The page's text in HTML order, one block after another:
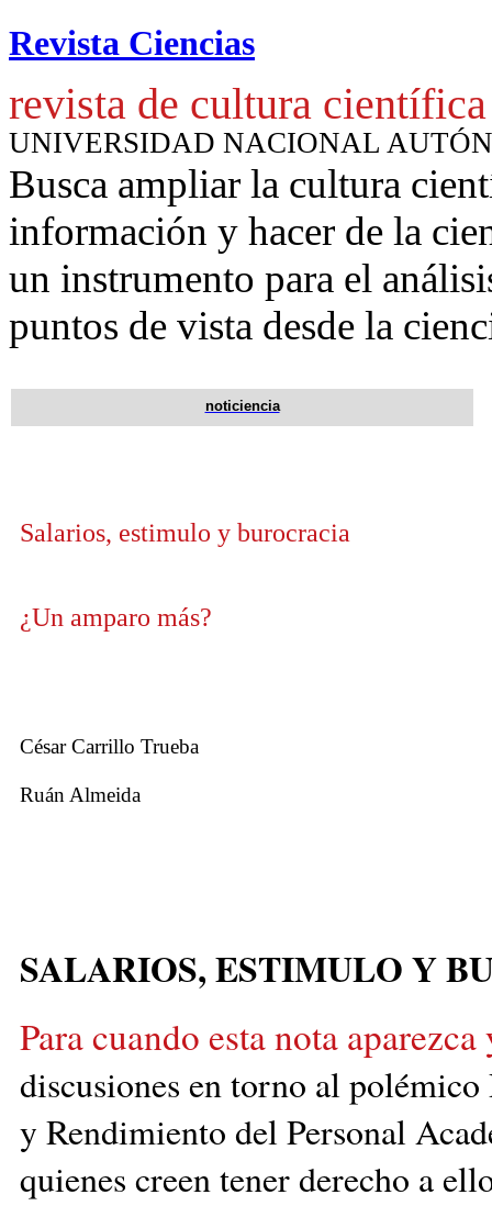
Revista Ciencias
revista de cultura científica
UNIVERSIDAD NACIONAL
Busca ampliar la cultura
información y hacer de la
un instrumento para el
puntos de vista desde la
noticiencia
Salarios, estimulo y burocracia
¿Un amparo más?
César Carrillo Trueba
Ruán Almeida
SALARIOS, ESTIMULO Y
Para cuando esta nota
discusiones en torno al
y Rendimiento del Personal
quienes creen tener derecho a